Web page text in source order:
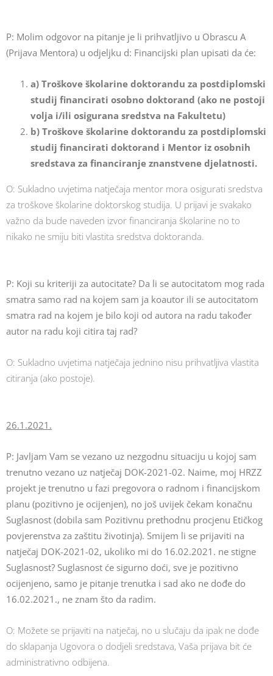
P: Molim odgovor na pitanje je li prihvatljivo u Obrascu A
(Prijava Mentora) u odjeljku d: Financijski plan upisati da će:
a) Troškove školarine doktorandu za postdiplomski
studij financirati osobno doktorand (ako ne postoji
volja i/ili osigurana sredstva na Fakultetu)
b) Troškove školarine doktorandu za postdiplomski
studij financirati doktorand i Mentor iz osobnih
sredstava za financiranje znanstvene djelatnosti.
O: Sukladno uvjetima natječaja mentor mora osigurati sredstva
za troškove školarine doktorskog studija. U prijavi je svakako
važno da bude naveden izvor financiranja školarine no to
nikako ne smiju biti vlastita sredstva doktoranda.
P: Koji su kriteriji za autocitate? Da li se autocitatom mog rada
smatra samo rad na kojem sam ja koautor ili se autocitatom
smatra rad na kojem je bilo koji od autora na radu također
autor na radu koji citira taj rad?
O: Sukladno uvjetima natječaja jednino nisu prihvatljiva vlastita
citiranja (ako postoje).
26.1.2021.
P: Javljam Vam se vezano uz nezgodnu situaciju u kojoj sam
trenutno vezano uz natječaj DOK-2021-02. Naime, moj HRZZ
projekt je trenutno u fazi pregovora o radnom i financijskom
planu (pozitivno je ocijenjen), no još uvijek čekam konačnu
Suglasnost (dobila sam Pozitivnu prethodnu procjenu Etičkog
povjerenstva za zaštitu životinja). Smijem li se prijaviti na
natječaj DOK-2021-02, ukoliko mi do 16.02.2021. ne stigne
Suglasnost? Suglasnost će sigurno doći, sve je pozitivno
ocijenjeno, samo je pitanje trenutka i sad ako ne dođe do
16.02.2021., ne znam što da radim.
O: Možete se prijaviti na natječaj, no u slučaju da ipak ne dođe
do sklapanja Ugovora o dodjeli sredstava, Vaša prijava bit će
administrativno odbijena.